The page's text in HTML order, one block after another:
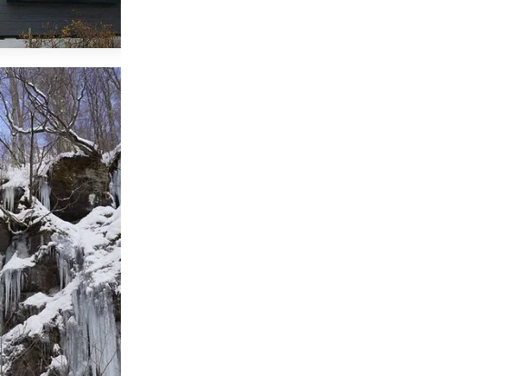
安比高原歐風民
Bird，氣氛
豐盛餐食